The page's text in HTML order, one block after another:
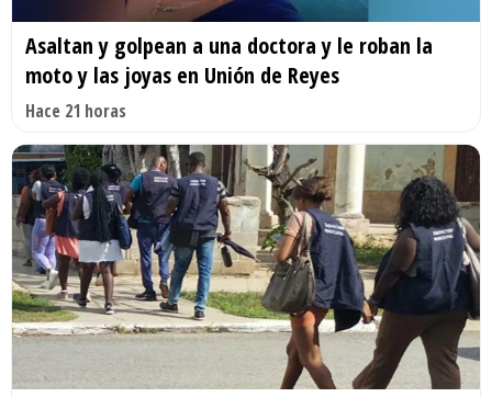
Asaltan y golpean a una doctora y le roban la
moto y las joyas en Unión de Reyes
Hace 21 horas